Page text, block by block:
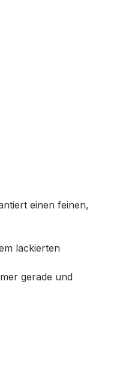
einen feinen,
lackierten
gerade und